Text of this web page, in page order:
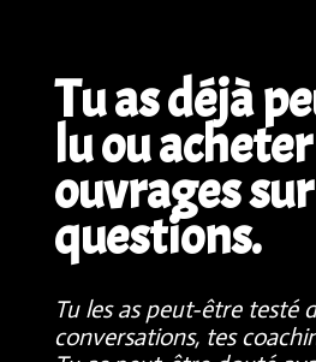
Tu as déjà
lu ou
ouvrages
questions.
Tu les as peut-être testé
conversations, tes